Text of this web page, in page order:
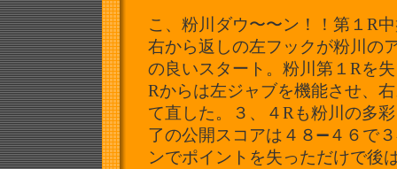
こ、粉川ダウ〜〜ン！！第１R
右から返しの左フックが粉川の
の良いスタート。 粉川第１Rを
Rからは左ジャブを機能させ、
て直した。３、
４Rも粉川の多
了の公開スコアは４８➖４６で
ンでポイントを失っただけで後